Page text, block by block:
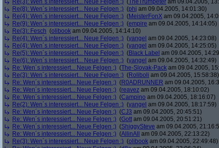
Re(3): Wen´s interessiert... Neue Felgen ;) ( TheTrumpeter am 09.04.2005,
Re(8): Wen´s interessiert... Neue Felgen ;) (phj am 09.04.2005, 14:01:30)
Re(4): Wen´s interessiert... Neue Felgen ;) (MeisterFonX am 09.04.2005,
Re(9): Wen´s interessiert... Neue Felgen ;) (empire am 09.04.2005, 14:14:05)
Re(3): Fesch (olibook am 09.04.2005, 14:14:10)
Re(4): Wen´s interessiert... Neue Felgen ;) (yangel am 09.04.2005, 14:23:08)
Re(4): Wen´s interessiert... Neue Felgen ;) (yangel am 09.04.2005, 14:25:05)
Re(5): Wen´s interessiert... Neue Felgen ;) (Black Label am 09.04.2005,
Re(6): Wen´s interessiert... Neue Felgen ;) (yangel am 09.04.2005, 14:32:49)
Re: Wen´s interessiert... Neue Felgen ;) (The-Slovak-Pack am 09.04.2005,
Re(3): Wen´s interessiert... Neue Felgen ;) (Roliboli am 09.04.2005, 15:58:38)
Re: Wen´s interessiert... Neue Felgen ;) (R0ADRUNNER am 09.04.2005,
Re: Wen´s interessiert... Neue Felgen ;) (reavez am 09.04.2005, 18:10:02)
Re: Wen´s interessiert... Neue Felgen ;) (Campino am 09.04.2005, 18:16:07)
Re(2): Wen´s interessiert... Neue Felgen ;) (yangel am 09.04.2005, 18:17:59)
Re: Wen´s interessiert... Neue Felgen ;) (CJ3 am 09.04.2005, 20:45:51)
Re: Wen´s interessiert... Neue Felgen ;) (Gott am 09.04.2005, 20:51:21)
Re: Wen´s interessiert... Neue Felgen ;) (ShiggySteve am 09.04.2005,
Re: Wen´s interessiert... Neue Felgen ;) (AllinAll
am 09.04.2005, 22:13:22)
Re(3): Wen´s interessiert... Neue Felgen ;) (olibook am 09.04.2005, 22:49:48)